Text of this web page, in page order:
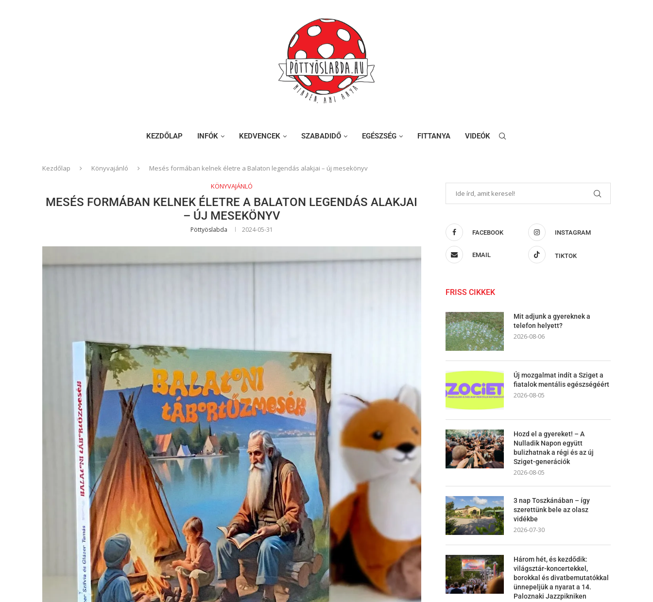
KEZDŐLAP INFÓK KEDVENCEK SZABADIDŐ EGÉSZSÉG FITTANYA VIDEÓK
Kezdőlap Könyvajánló Mesés formában kelnek életre a Balaton legendás alakjai – új mesekönyv
KÖNYVAJÁNLÓ
MESÉS FORMÁBAN KELNEK ÉLETRE A BALATON LEGENDÁS ALAKJAI
– ÚJ MESEKÖNYV
Pöttyöslabda 2024-05-31 FACEBOOK INSTAGRAM
EMAIL TIKTOK
FRISS CIKKEK
Mit adjunk a gyereknek a
telefon helyett?
2026-08-06
Új mozgalmat indít a Sziget a
fiatalok mentális egészségéért
2026-08-05
Hozd el a gyereket! – A
Nulladik Napon együtt
bulizhatnak a régi és az új
Sziget-generációk
2026-08-05
3 nap Toszkánában – így
szerettünk bele az olasz
vidékbe
2026-07-30
Három hét, és kezdődik:
világsztár-koncertekkel,
borokkal és divatbemutatókkal
ünnepeljük a nyarat a 14.
Paloznaki Jazzpikniken